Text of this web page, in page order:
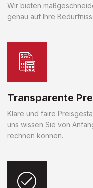
Wir bieten
genau auf Ihre
Transparente
Klare und faire
uns wissen Sie von
rechnen können.